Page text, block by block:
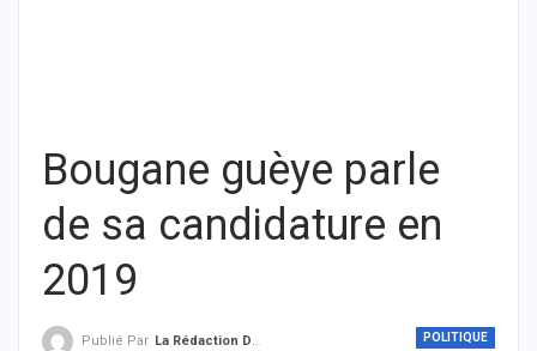
Bougane guèye parle
de sa candidature en
2019
POLITIQUE
Publié Par La Rédaction De THIEYSENEGAL.com